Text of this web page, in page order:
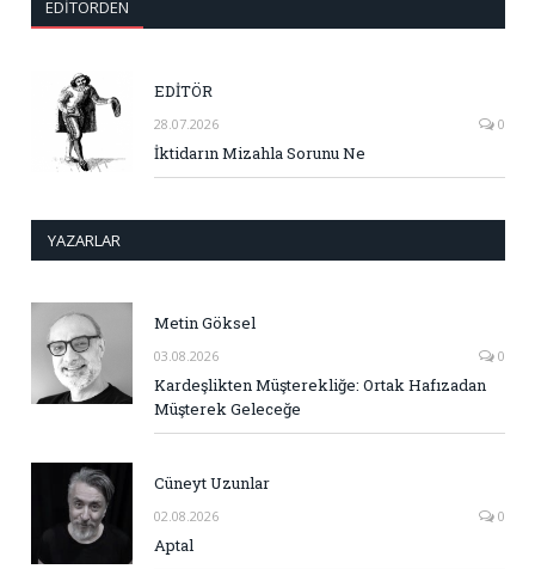
EDITÖRDEN
EDİTÖR
28.07.2026 0
İktidarın Mizahla Sorunu Ne
YAZARLAR
Metin Göksel
03.08.2026 0
Kardeşlikten Müşterekliğe: Ortak Hafızadan
Müşterek Geleceğe
Cüneyt Uzunlar
02.08.2026 0
Aptal